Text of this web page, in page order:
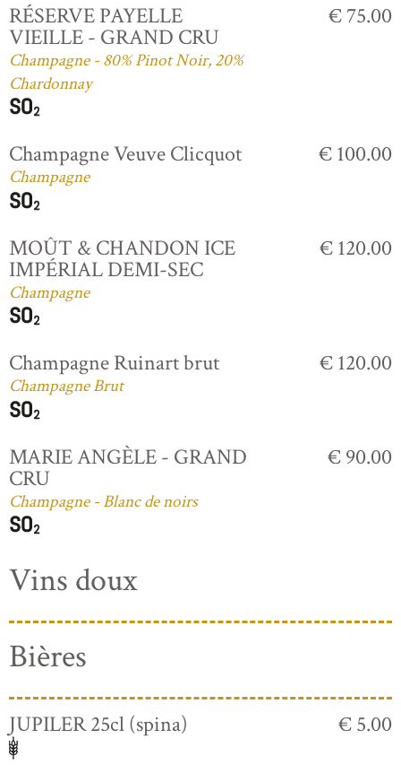
RÉSERVE PAYELLE
VIEILLE - GRAND CRU
Champagne - 80% Pinot Noir, 20%
Chardonnay
€ 75.00
Champagne Veuve Clicquot
Champagne
€ 100.00
MOÛT & CHANDON ICE
IMPÉRIAL DEMI-SEC
Champagne
€ 120.00
Champagne Ruinart brut
Champagne Brut
€ 120.00
MARIE ANGÈLE - GRAND
CRU
Champagne - Blanc de noirs
€ 90.00
Vins doux
Bières
JUPILER 25cl (spina) € 5.00